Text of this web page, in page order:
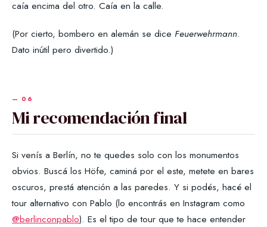
caía encima del otro. Caía en la calle.
(Por cierto, bombero en alemán se dice Feuerwehrmann.
Dato inútil pero divertido.)
Mi recomendación final
Si venís a Berlín, no te quedes solo con los monumentos
obvios. Buscá los Höfe, caminá por el este, metete en bares
oscuros, prestá atención a las paredes. Y si podés, hacé el
tour alternativo con Pablo (lo encontrás en Instagram como
@berlinconpablo). Es el tipo de tour que te hace entender